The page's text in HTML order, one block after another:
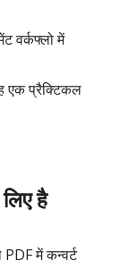
वर्कफ्लो में
एक प्रैक्टिकल
है
में कन्वर्ट